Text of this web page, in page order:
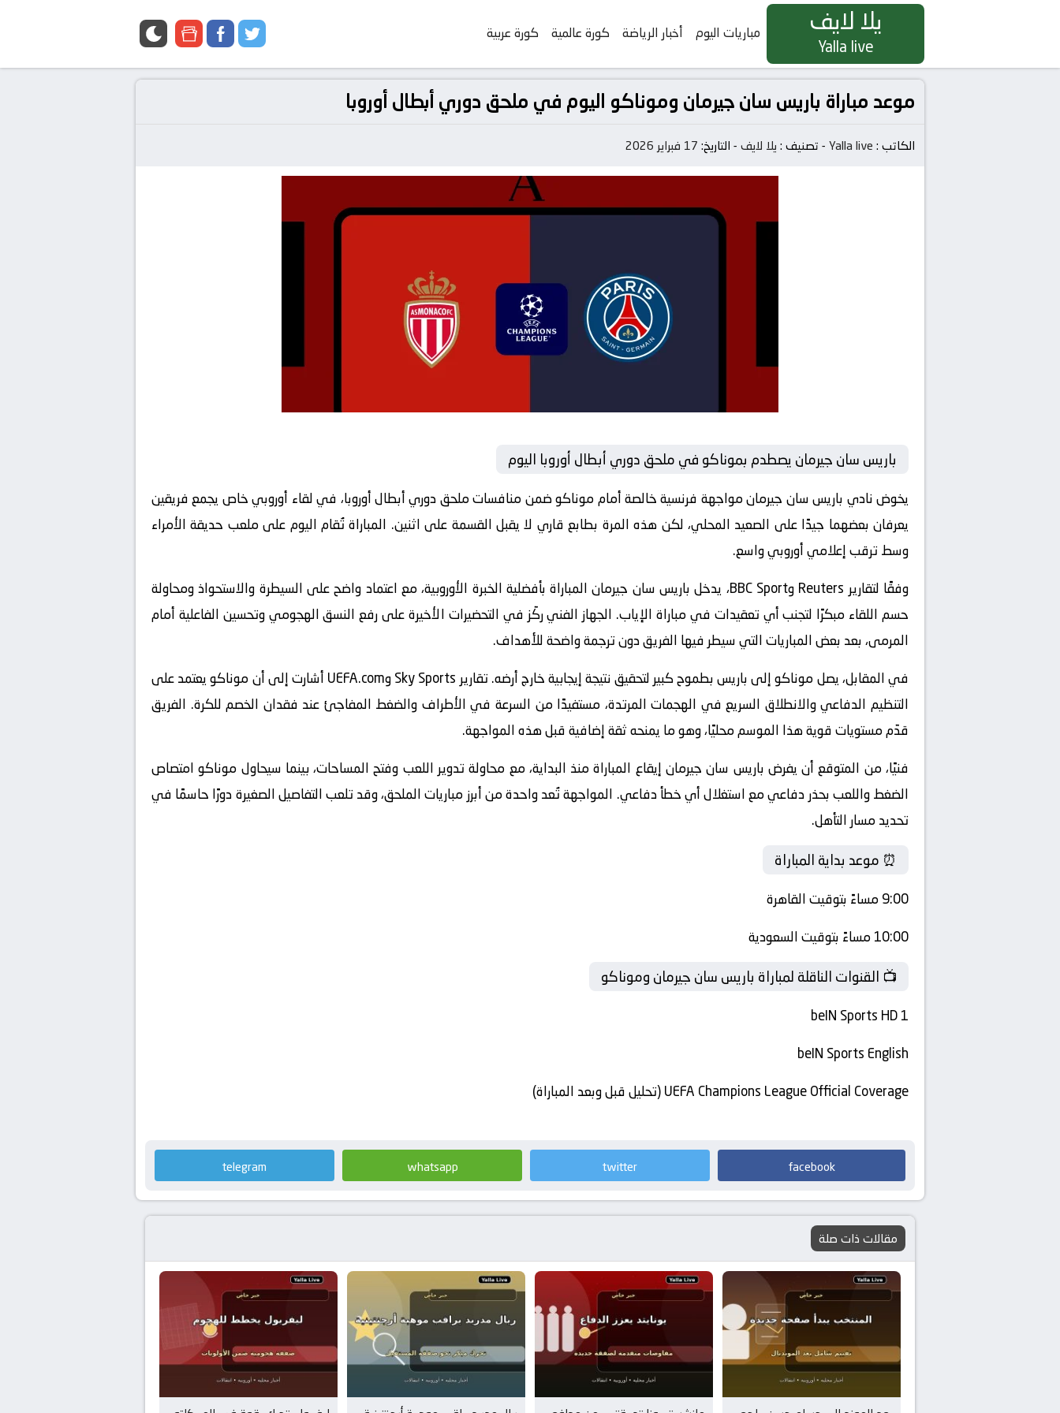
يلا لايف
Yalla live
مباريات اليوم أخبار الرياضة كورة عالمية كورة عربية twitter
facebook
google
موعد مباراة باريس سان جيرمان وموناكو اليوم في ملحق دوري أبطال أوروبا
الكاتب : Yalla live
- تصنيف : يلا لايف - التاريخ: 17 فبراير 2026
باريس سان جيرمان يصطدم بموناكو في ملحق دوري أبطال أوروبا اليوم
يخوض نادي باريس سان جيرمان مواجهة فرنسية خالصة أمام موناكو ضمن منافسات ملحق دوري أبطال أوروبا، في لقاء أوروبي خاص يجمع فريقين
يعرفان بعضهما جيدًا على الصعيد المحلي، لكن هذه المرة بطابع قاري لا يقبل القسمة على اثنين. المباراة تُقام اليوم على ملعب حديقة الأمراء
وسط ترقب إعلامي أوروبي واسع.
وفقًا لتقارير Reuters وBBC Sport، يدخل باريس سان جيرمان المباراة بأفضلية الخبرة الأوروبية، مع اعتماد واضح على السيطرة والاستحواذ ومحاولة
حسم اللقاء مبكرًا لتجنب أي تعقيدات في مباراة الإياب. الجهاز الفني ركّز في التحضيرات الأخيرة على رفع النسق الهجومي وتحسين الفاعلية أمام
المرمى، بعد بعض المباريات التي سيطر فيها الفريق دون ترجمة واضحة للأهداف.
في المقابل، يصل موناكو إلى باريس بطموح كبير لتحقيق نتيجة إيجابية خارج أرضه. تقارير Sky Sports وUEFA.com أشارت إلى أن موناكو يعتمد على
التنظيم الدفاعي والانطلاق السريع في الهجمات المرتدة، مستفيدًا من السرعة في الأطراف والضغط المفاجئ عند فقدان الخصم للكرة. الفريق
قدّم مستويات قوية هذا الموسم محليًا، وهو ما يمنحه ثقة إضافية قبل هذه المواجهة.
فنيًا، من المتوقع أن يفرض باريس سان جيرمان إيقاع المباراة منذ البداية، مع محاولة تدوير اللعب وفتح المساحات، بينما سيحاول موناكو امتصاص
الضغط واللعب بحذر دفاعي مع استغلال أي خطأ دفاعي. المواجهة تُعد واحدة من أبرز مباريات الملحق، وقد تلعب التفاصيل الصغيرة دورًا حاسمًا في
تحديد مسار التأهل.
⏰ موعد بداية المباراة
9:00 مساءً بتوقيت القاهرة
10:00 مساءً بتوقيت السعودية
📺 القنوات الناقلة لمباراة باريس سان جيرمان وموناكو
beIN Sports HD 1
beIN Sports English
UEFA Champions League Official Coverage (تحليل قبل وبعد المباراة)
facebook
twitter
whatsapp
telegram
مقالات ذات صلة